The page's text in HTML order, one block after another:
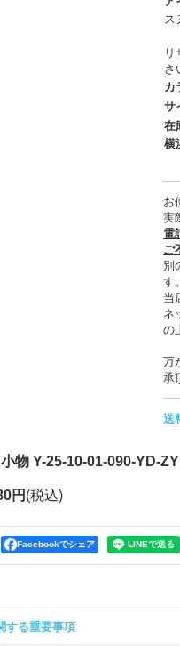
ス
さ
カ
サ
在
横
お
実
電
ご
別
す。
当
ネ
の
万
承
送
物 Y-25-10-01-090-YD-ZY
円 (税込)
Facebookでシェア
する重要事項